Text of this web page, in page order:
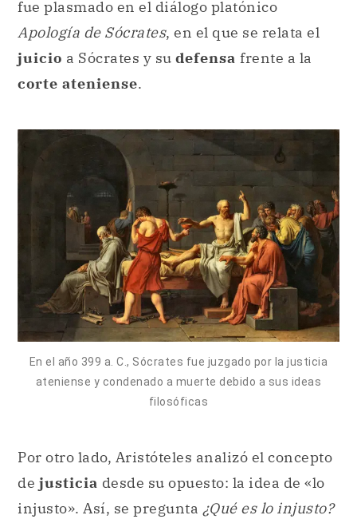
fue plasmado en el diálogo platónico
Apología de Sócrates, en el que se relata el
juicio a Sócrates y su defensa frente a la
corte ateniense.
En el año 399 a. C., Sócrates fue juzgado por la justicia
ateniense y condenado a muerte debido a sus ideas
filosóficas
Por otro lado, Aristóteles analizó el concepto
de justicia desde su opuesto: la idea de «lo
injusto». Así, se pregunta ¿Qué es lo injusto?